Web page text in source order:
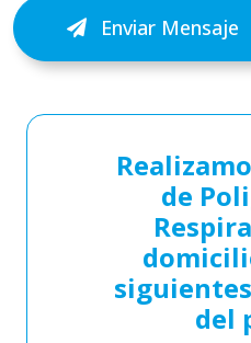
Enviar Mensaje
de
del